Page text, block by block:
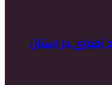
در استان